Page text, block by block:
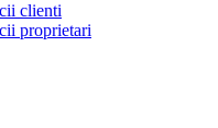
clienti
proprietari